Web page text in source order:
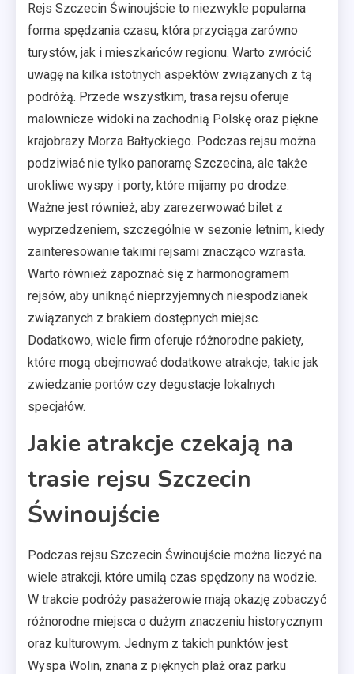
Rejs Szczecin Świnoujście to niezwykle popularna
forma spędzania czasu, która przyciąga zarówno
turystów, jak i mieszkańców regionu. Warto zwrócić
uwagę na kilka istotnych aspektów związanych z tą
podróżą. Przede wszystkim, trasa rejsu oferuje
malownicze widoki na zachodnią Polskę oraz piękne
krajobrazy Morza Bałtyckiego. Podczas rejsu można
podziwiać nie tylko panoramę Szczecina, ale także
urokliwe wyspy i porty, które mijamy po drodze.
Ważne jest również, aby zarezerwować bilet z
wyprzedzeniem, szczególnie w sezonie letnim, kiedy
zainteresowanie takimi rejsami znacząco wzrasta.
Warto również zapoznać się z harmonogramem
rejsów, aby uniknąć nieprzyjemnych niespodzianek
związanych z brakiem dostępnych miejsc.
Dodatkowo, wiele firm oferuje różnorodne pakiety,
które mogą obejmować dodatkowe atrakcje, takie jak
zwiedzanie portów czy degustacje lokalnych
specjałów.
Jakie atrakcje czekają na
trasie rejsu Szczecin
Świnoujście
Podczas rejsu Szczecin Świnoujście można liczyć na
wiele atrakcji, które umilą czas spędzony na wodzie.
W trakcie podróży pasażerowie mają okazję zobaczyć
różnorodne miejsca o dużym znaczeniu historycznym
oraz kulturowym. Jednym z takich punktów jest
Wyspa Wolin, znana z pięknych plaż oraz parku